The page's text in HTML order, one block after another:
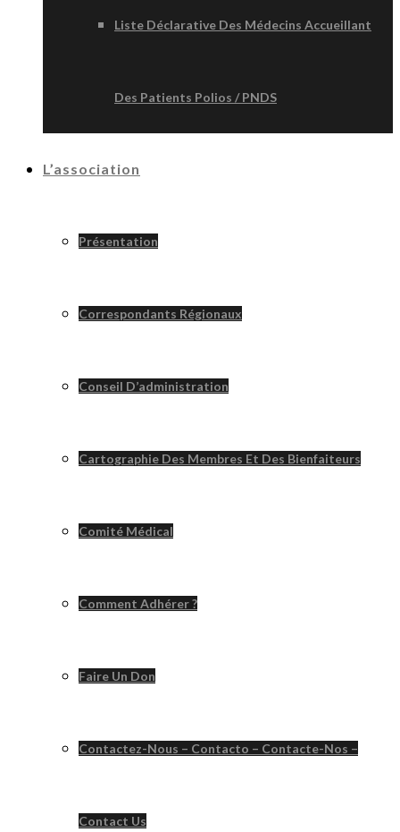
Liste Déclarative Des Médecins Accueillant
Des Patients Polios / PNDS
L’association
Présentation
Correspondants Régionaux
Conseil D’administration
Cartographie Des Membres Et Des Bienfaiteurs
Comité Médical
Comment Adhérer ?
Faire Un Don
Contactez-Nous – Contacto – Contacte-Nos –
Contact Us